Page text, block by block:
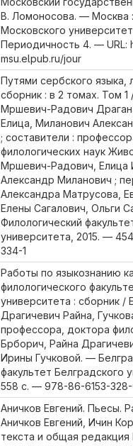
В. Ломоносова. — Москва
Московского
Периодичность 4. — URL:
msu.elpub.ru/jour
Путями сербского языка,
сборник : в 2 томах. Том
Мршевич-Радович
Елица, Миланович
; составители :
филологических наук
Мршевич-Радович, Елица
Александр Миланович ;
Александра Матрусова,
Елены Сагалович, Ольги
Филологический
университета, 2015. —
334-1
Работы по языкознанию
филологического
университета : сборник /
Драгичевич Райна,
профессора, доктора
Брборич, Райна
Ирины Гучковой. —
факультет Белградского
558 с. — 978-86-6153-
Аничков Евгений. Пьесы.
Аничков Евгений, Ичин
текста и общая